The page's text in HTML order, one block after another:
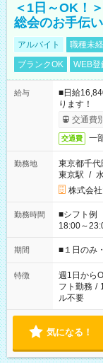
＜1日～OK！
総会のお手伝い
アルバイト 職種未
ブランクOK
WEB登
給与
■日給
ります！
交通費
交通費 一
勤務地
東京都千代
東京駅 /
株式会
勤務時間
■シフト例
18:00～
etc ★最短で3時間で5,120円のお仕事から 15時間で2万円近く稼
げるお仕事も！ ご希望のお時間に合わせて
ください！
期間 ■１日のみ
特徴 週1日から
フト勤務 /
ル不要
気になる！